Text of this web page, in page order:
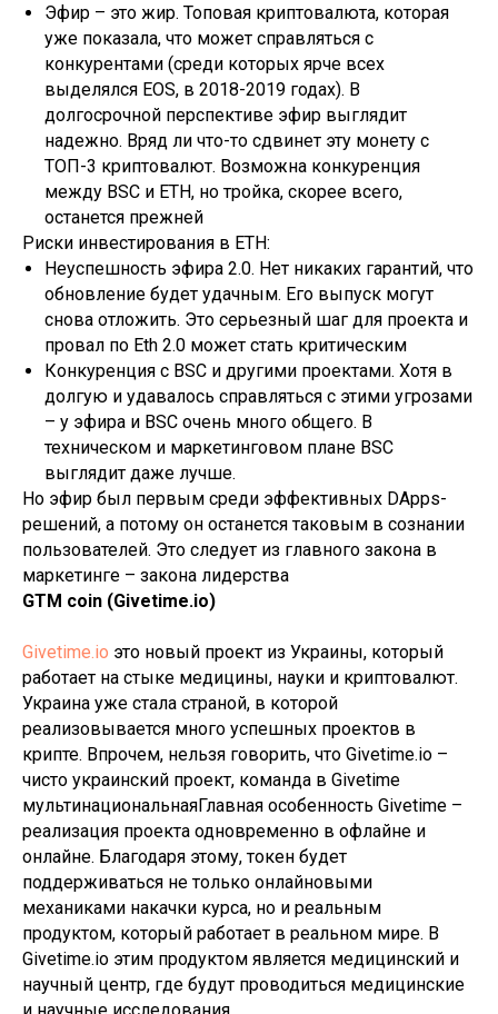
Эфир – это жир. Топовая криптовалюта, которая
уже показала, что может справляться с
конкурентами (среди которых ярче всех
выделялся EOS, в 2018-2019 годах). В
долгосрочной перспективе эфир выглядит
надежно. Вряд ли что-то сдвинет эту монету с
ТОП-3 криптовалют. Возможна конкуренция
между BSC и ETH, но тройка, скорее всего,
останется прежней
Риски инвестирования в ETH:
Неуспешность эфира 2.0. Нет никаких гарантий, что
обновление будет удачным. Его выпуск могут
снова отложить. Это серьезный шаг для проекта и
провал по Eth 2.0 может стать критическим
Конкуренция с BSC и другими проектами. Хотя в
долгую и удавалось справляться с этими угрозами
– у эфира и BSC очень много общего. В
техническом и маркетинговом плане BSC
выглядит даже лучше.
Но эфир был первым среди эффективных DApps-
решений, а потому он останется таковым в сознании
пользователей. Это следует из главного закона в
маркетинге – закона лидерства
GTM coin (Givetime.io)
Givetime.io это новый проект из Украины, который
работает на стыке медицины, науки и криптовалют.
Украина уже стала страной, в которой
реализовывается много успешных проектов в
крипте. Впрочем, нельзя говорить, что Givetime.io –
чисто украинский проект, команда в Givetime
мультинациональнаяГлавная особенность Givetime –
реализация проекта одновременно в офлайне и
онлайне. Благодаря этому, токен будет
поддерживаться не только онлайновыми
механиками накачки курса, но и реальным
продуктом, который работает в реальном мире. В
Givetime.io этим продуктом является медицинский и
научный центр, где будут проводиться медицинские